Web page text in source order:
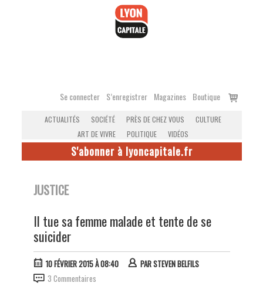
Se connecter S’enregistrer Magazines Boutique
Voir
ACTUALITÉS SOCIÉTÉ PRÈS DE CHEZ VOUS
CULTURE
ART DE VIVRE
POLITIQUE VIDÉOS
S'abonner à lyoncapitale.fr
JUSTICE
Il tue sa femme malade et tente de se
suicider
10 FÉVRIER 2015 À 08:40 PARSTEVEN BELFILS
3 Commentaires